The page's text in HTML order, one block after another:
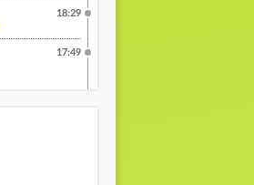
18:29
17:49